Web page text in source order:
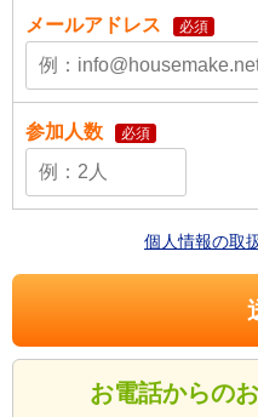
メールアドレス 必須
参加人数 必須
個人情報の取
お電話からの